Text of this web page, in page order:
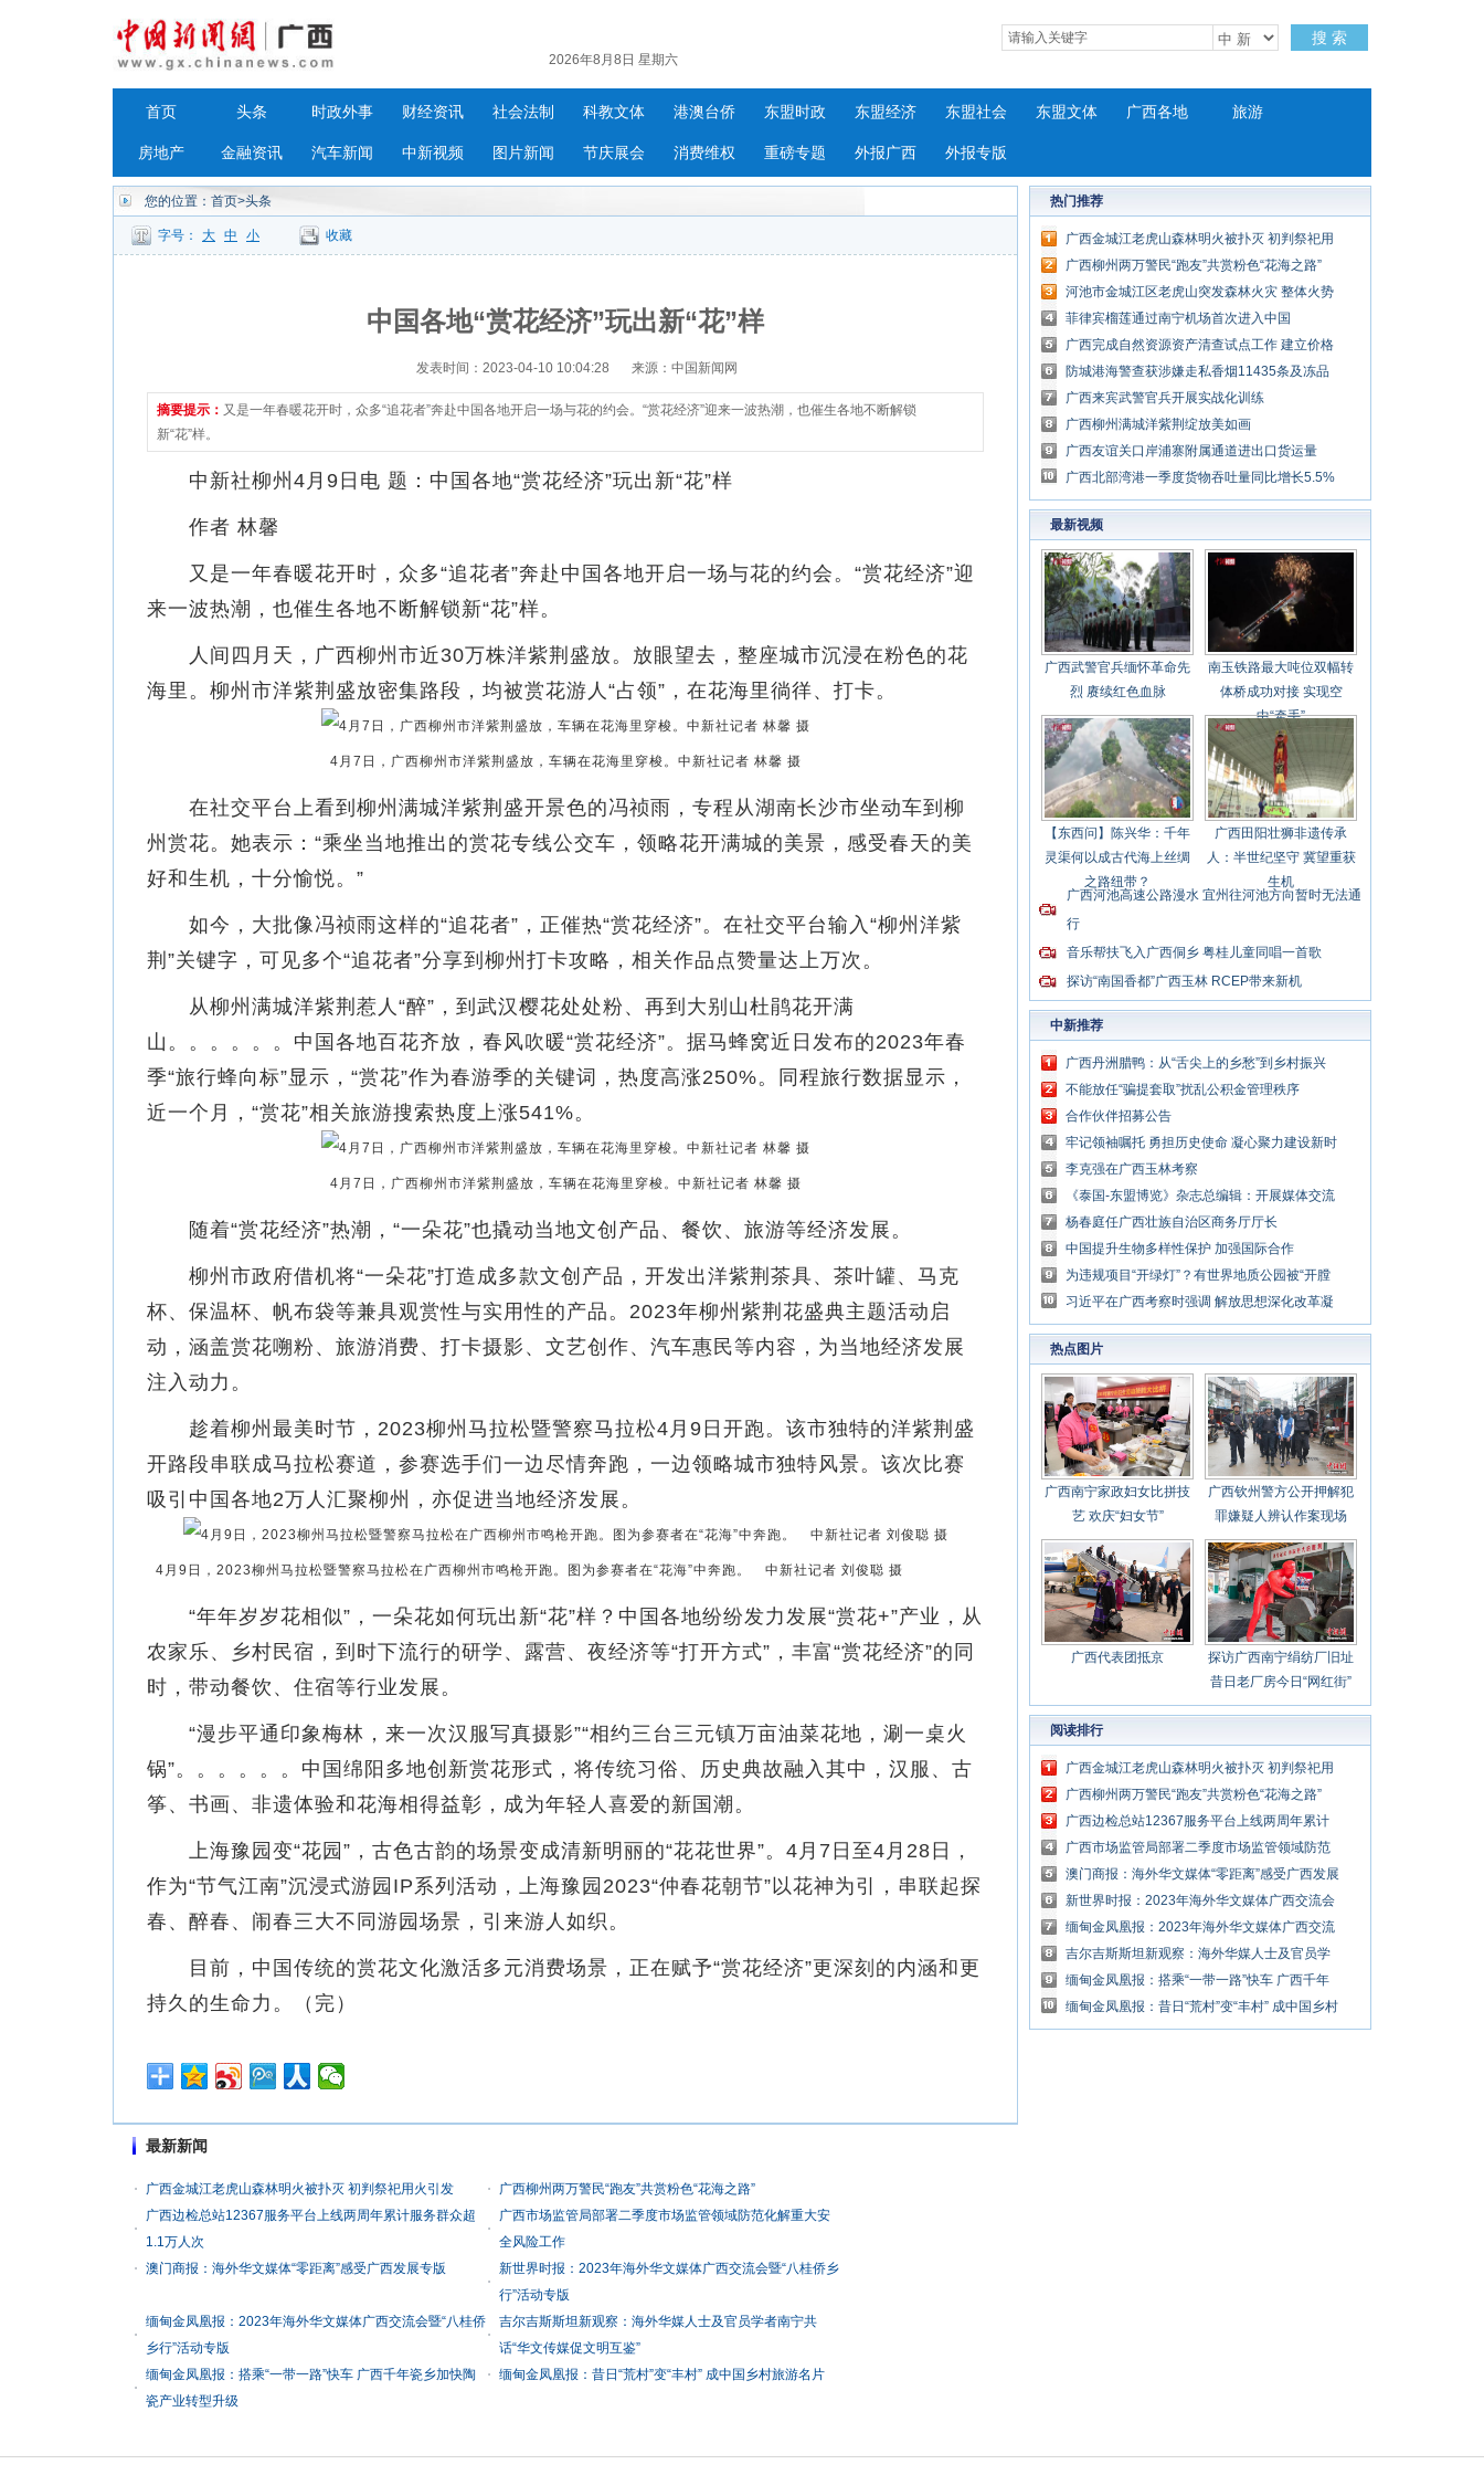
2026年8月8日 星期六
搜 索
首页 头条 时政外事 财经资讯 社会法制 科教文体 港澳台侨 东盟时政 东盟经济 东盟社会 东盟文体 广西各地 旅游
房地产 金融资讯 汽车新闻 中新视频 图片新闻 节庆展会 消费维权 重磅专题 外报广西 外报专版
您的位置： 首页>头条
字号： 大 中 小 收藏
中国各地“赏花经济”玩出新“花”样
发表时间：2023-04-10 10:04:28 来源：中国新闻网
摘要提示： 又是一年春暖花开时，众多“追花者”奔赴中国各地开启一场与花的约会。“赏花经济”迎来一波热潮，也催生各地不断解锁
新“花”样。
中新社柳州4月9日电 题：中国各地“赏花经济”玩出新“花”样
作者 林馨
又是一年春暖花开时，众多“追花者”奔赴中国各地开启一场与花的约会。“赏花经济”迎
来一波热潮，也催生各地不断解锁新“花”样。
人间四月天，广西柳州市近30万株洋紫荆盛放。放眼望去，整座城市沉浸在粉色的花
海里。柳州市洋紫荆盛放密集路段，均被赏花游人“占领”，在花海里徜徉、打卡。
4月7日，广西柳州市洋紫荆盛放，车辆在花海里穿梭。中新社记者 林馨 摄
在社交平台上看到柳州满城洋紫荆盛开景色的冯祯雨，专程从湖南长沙市坐动车到柳
州赏花。她表示：“乘坐当地推出的赏花专线公交车，领略花开满城的美景，感受春天的美
好和生机，十分愉悦。”
如今，大批像冯祯雨这样的“追花者”，正催热“赏花经济”。在社交平台输入“柳州洋紫
荆”关键字，可见多个“追花者”分享到柳州打卡攻略，相关作品点赞量达上万次。
从柳州满城洋紫荆惹人“醉”，到武汉樱花处处粉、再到大别山杜鹃花开满
山。。。。。。中国各地百花齐放，春风吹暖“赏花经济”。据马蜂窝近日发布的2023年春
季“旅行蜂向标”显示，“赏花”作为春游季的关键词，热度高涨250%。同程旅行数据显示，
近一个月，“赏花”相关旅游搜索热度上涨541%。
4月7日，广西柳州市洋紫荆盛放，车辆在花海里穿梭。中新社记者 林馨 摄
随着“赏花经济”热潮，“一朵花”也撬动当地文创产品、餐饮、旅游等经济发展。
柳州市政府借机将“一朵花”打造成多款文创产品，开发出洋紫荆茶具、茶叶罐、马克
杯、保温杯、帆布袋等兼具观赏性与实用性的产品。2023年柳州紫荆花盛典主题活动启
动，涵盖赏花嗍粉、旅游消费、打卡摄影、文艺创作、汽车惠民等内容，为当地经济发展
注入动力。
趁着柳州最美时节，2023柳州马拉松暨警察马拉松4月9日开跑。该市独特的洋紫荆盛
开路段串联成马拉松赛道，参赛选手们一边尽情奔跑，一边领略城市独特风景。该次比赛
吸引中国各地2万人汇聚柳州，亦促进当地经济发展。
4月9日，2023柳州马拉松暨警察马拉松在广西柳州市鸣枪开跑。图为参赛者在“花海”中奔跑。 中新社记者 刘俊聪 摄
“年年岁岁花相似”，一朵花如何玩出新“花”样？中国各地纷纷发力发展“赏花+”产业，从
农家乐、乡村民宿，到时下流行的研学、露营、夜经济等“打开方式”，丰富“赏花经济”的同
时，带动餐饮、住宿等行业发展。
“漫步平通印象梅林，来一次汉服写真摄影”“相约三台三元镇万亩油菜花地，涮一桌火
锅”。。。。。。中国绵阳多地创新赏花形式，将传统习俗、历史典故融入其中，汉服、古
筝、书画、非遗体验和花海相得益彰，成为年轻人喜爱的新国潮。
上海豫园变“花园”，古色古韵的场景变成清新明丽的“花花世界”。4月7日至4月28日，
作为“节气江南”沉浸式游园IP系列活动，上海豫园2023“仲春花朝节”以花神为引，串联起探
春、醉春、闹春三大不同游园场景，引来游人如织。
目前，中国传统的赏花文化激活多元消费场景，正在赋予“赏花经济”更深刻的内涵和更
持久的生命力。（完）
最新新闻
广西金城江老虎山森林明火被扑灭 初判祭祀用火引发
广西柳州两万警民“跑友”共赏粉色“花海之路”
广西边检总站12367服务平台上线两周年累计服务群众超
1.1万人次
广西市场监管局部署二季度市场监管领域防范化解重大安
全风险工作
澳门商报：海外华文媒体“零距离”感受广西发展专版
新世界时报：2023年海外华文媒体广西交流会暨“八桂侨乡
行”活动专版
缅甸金凤凰报：2023年海外华文媒体广西交流会暨“八桂侨
乡行”活动专版
吉尔吉斯斯坦新观察：海外华媒人士及官员学者南宁共
话“华文传媒促文明互鉴”
缅甸金凤凰报：搭乘“一带一路”快车 广西千年瓷乡加快陶
瓷产业转型升级
缅甸金凤凰报：昔日“荒村”变“丰村” 成中国乡村旅游名片
热门推荐
广西金城江老虎山森林明火被扑灭 初判祭祀用
火引发
广西柳州两万警民“跑友”共赏粉色“花海之路”
河池市金城江区老虎山突发森林火灾 整体火势
可控
菲律宾榴莲通过南宁机场首次进入中国
广西完成自然资源资产清查试点工作 建立价格
体系“一张图”
防城港海警查获涉嫌走私香烟11435条及冻品
一批
广西来宾武警官兵开展实战化训练
广西柳州满城洋紫荆绽放美如画
广西友谊关口岸浦寨附属通道进出口货运量
呈“井喷式”增长
广西北部湾港一季度货物吞吐量同比增长5.5%
实现“开门红”
最新视频
广西武警官兵缅怀革命先
烈 赓续红色血脉
南玉铁路最大吨位双幅转
体桥成功对接 实现空
中“牵手”
【东西问】陈兴华：千年
灵渠何以成古代海上丝绸
之路纽带？
广西田阳壮狮非遗传承
人：半世纪坚守 冀望重获
生机
广西河池高速公路漫水 宜州往河池方向暂时无法通
行
音乐帮扶飞入广西侗乡 粤桂儿童同唱一首歌
探访“南国香都”广西玉林 RCEP带来新机
中新推荐
广西丹洲腊鸭：从“舌尖上的乡愁”到乡村振兴
的“利器”
不能放任“骗提套取”扰乱公积金管理秩序
合作伙伴招募公告
牢记领袖嘱托 勇担历史使命 凝心聚力建设新时
代中国特色社会主义壮美广西
李克强在广西玉林考察
《泰国-东盟博览》杂志总编辑：开展媒体交流
讲好中国与东盟合作故事
杨春庭任广西壮族自治区商务厅厅长
中国提升生物多样性保护 加强国际合作
为违规项目“开绿灯”？有世界地质公园被“开膛
破肚”
习近平在广西考察时强调 解放思想深化改革凝
心聚力担当实干 建设新时代中国特色社会主义
壮美
热点图片
广西南宁家政妇女比拼技
艺 欢庆“妇女节”
广西钦州警方公开押解犯
罪嫌疑人辨认作案现场
广西代表团抵京
探访广西南宁绢纺厂旧址
昔日老厂房今日“网红街”
阅读排行
广西金城江老虎山森林明火被扑灭 初判祭祀用
火引发
广西柳州两万警民“跑友”共赏粉色“花海之路”
广西边检总站12367服务平台上线两周年累计
服务群众超1.1万人次
广西市场监管局部署二季度市场监管领域防范
化解重大安全风险工作
澳门商报：海外华文媒体“零距离”感受广西发展
专版
新世界时报：2023年海外华文媒体广西交流会
暨“八桂侨乡行”活动专版
缅甸金凤凰报：2023年海外华文媒体广西交流
会暨“八桂侨乡行”活动专版
吉尔吉斯斯坦新观察：海外华媒人士及官员学
者南宁共话“华文传媒促文明互鉴”
缅甸金凤凰报：搭乘“一带一路”快车 广西千年
瓷乡加快陶瓷产业转型升级
缅甸金凤凰报：昔日“荒村”变“丰村” 成中国乡村
旅游名片